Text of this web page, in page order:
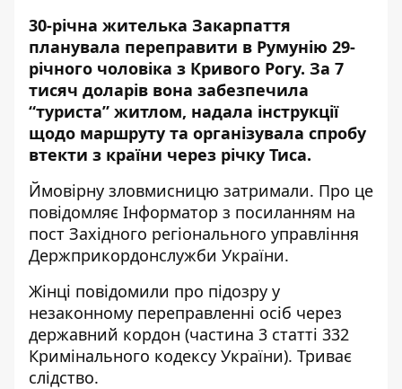
30-річна жителька Закарпаття
планувала переправити в Румунію 29-
річного чоловіка з Кривого Рогу. За 7
тисяч доларів вона забезпечила
“туриста” житлом, надала інструкції
щодо маршруту та організувала спробу
втекти з країни через річку Тиса.
Ймовірну зловмисницю затримали. Про це
повідомляє Інформатор з посиланням на
пост Західного регіонального управління
Держприкордонслужби України.
Жінці повідомили про підозру у
незаконному переправленні осіб через
державний кордон (частина 3 статті 332
Кримінального кодексу України). Триває
слідство.